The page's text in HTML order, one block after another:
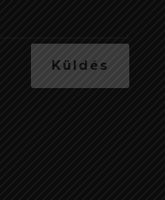
Küldés